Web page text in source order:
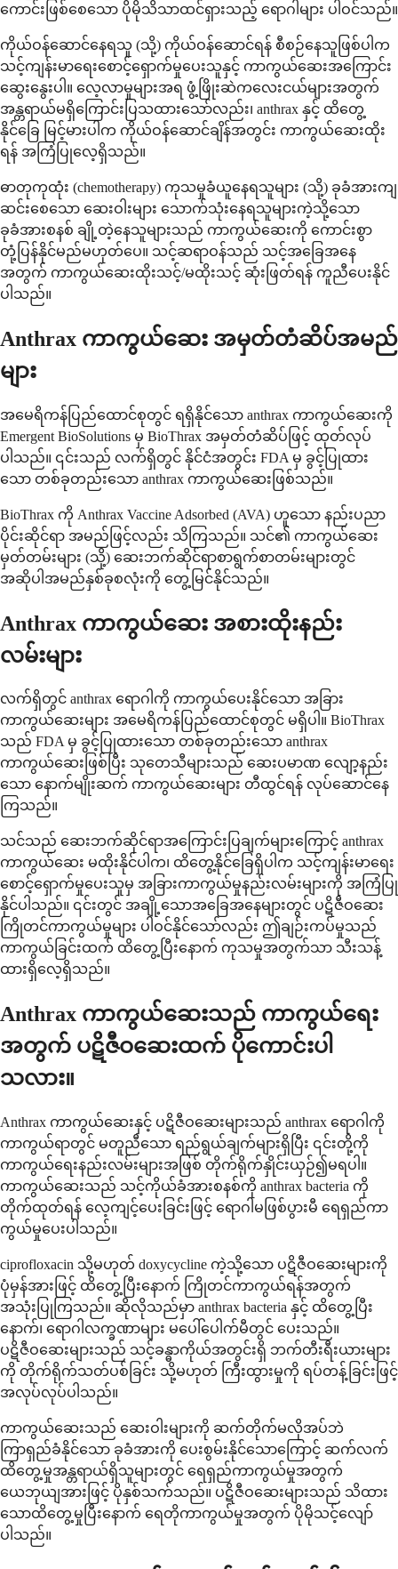
ကောင်းဖြစ်စေသော ပိုမိုသိသာထင်ရှားသည့် ရောဂါများ ပါဝင်သည်။
ကိုယ်ဝန်ဆောင်နေရသူ (သို့) ကိုယ်ဝန်ဆောင်ရန် စီစဉ်နေသူဖြစ်ပါက
သင့်ကျန်းမာရေးစောင့်ရှောက်မှုပေးသူနှင့် ကာကွယ်ဆေးအကြောင်း
ဆွေးနွေးပါ။ လေ့လာမှုများအရ ဖွံ့ဖြိုးဆဲကလေးငယ်များအတွက်
အန္တရာယ်မရှိကြောင်းပြသထားသော်လည်း၊ anthrax နှင့် ထိတွေ့
နိုင်ခြေ မြင့်မားပါက ကိုယ်ဝန်ဆောင်ချိန်အတွင်း ကာကွယ်ဆေးထိုး
ရန် အကြံပြုလေ့ရှိသည်။
ဓာတုကုထုံး (chemotherapy) ကုသမှုခံယူနေရသူများ (သို့) ခုခံအားကျ
ဆင်းစေသော ဆေးဝါးများ သောက်သုံးနေရသူများကဲ့သို့သော
ခုခံအားစနစ် ချို့တဲ့နေသူများသည် ကာကွယ်ဆေးကို ကောင်းစွာ
တုံ့ပြန်နိုင်မည်မဟုတ်ပေ။ သင့်ဆရာဝန်သည် သင့်အခြေအနေ
အတွက် ကာကွယ်ဆေးထိုးသင့်/မထိုးသင့် ဆုံးဖြတ်ရန် ကူညီပေးနိုင်
ပါသည်။
Anthrax ကာကွယ်ဆေး အမှတ်တံဆိပ်အမည်
များ
အမေရိကန်ပြည်ထောင်စုတွင် ရရှိနိုင်သော anthrax ကာကွယ်ဆေးကို
Emergent BioSolutions မှ BioThrax အမှတ်တံဆိပ်ဖြင့် ထုတ်လုပ်
ပါသည်။ ၎င်းသည် လက်ရှိတွင် နိုင်ငံအတွင်း FDA မှ ခွင့်ပြုထား
သော တစ်ခုတည်းသော anthrax ကာကွယ်ဆေးဖြစ်သည်။
BioThrax ကို Anthrax Vaccine Adsorbed (AVA) ဟူသော နည်းပညာ
ပိုင်းဆိုင်ရာ အမည်ဖြင့်လည်း သိကြသည်။ သင်၏ ကာကွယ်ဆေး
မှတ်တမ်းများ (သို့) ဆေးဘက်ဆိုင်ရာစာရွက်စာတမ်းများတွင်
အဆိုပါအမည်နှစ်ခုစလုံးကို တွေ့မြင်နိုင်သည်။
Anthrax ကာကွယ်ဆေး အစားထိုးနည်း
လမ်းများ
လက်ရှိတွင် anthrax ရောဂါကို ကာကွယ်ပေးနိုင်သော အခြား
ကာကွယ်ဆေးများ အမေရိကန်ပြည်ထောင်စုတွင် မရှိပါ။ BioThrax
သည် FDA မှ ခွင့်ပြုထားသော တစ်ခုတည်းသော anthrax
ကာကွယ်ဆေးဖြစ်ပြီး သုတေသီများသည် ဆေးပမာဏ လျော့နည်း
သော နောက်မျိုးဆက် ကာကွယ်ဆေးများ တီထွင်ရန် လုပ်ဆောင်နေ
ကြသည်။
သင်သည် ဆေးဘက်ဆိုင်ရာအကြောင်းပြချက်များကြောင့် anthrax
ကာကွယ်ဆေး မထိုးနိုင်ပါက၊ ထိတွေ့နိုင်ခြေရှိပါက သင့်ကျန်းမာရေး
စောင့်ရှောက်မှုပေးသူမှ အခြားကာကွယ်မှုနည်းလမ်းများကို အကြံပြု
နိုင်ပါသည်။ ၎င်းတွင် အချို့သောအခြေအနေများတွင် ပဋိဇီဝဆေး
ကြိုတင်ကာကွယ်မှုများ ပါဝင်နိုင်သော်လည်း ဤချဉ်းကပ်မှုသည်
ကာကွယ်ခြင်းထက် ထိတွေ့ပြီးနောက် ကုသမှုအတွက်သာ သီးသန့်
ထားရှိလေ့ရှိသည်။
Anthrax ကာကွယ်ဆေးသည် ကာကွယ်ရေး
အတွက် ပဋိဇီဝဆေးထက် ပိုကောင်းပါ
သလား။
Anthrax ကာကွယ်ဆေးနှင့် ပဋိဇီဝဆေးများသည် anthrax ရောဂါကို
ကာကွယ်ရာတွင် မတူညီသော ရည်ရွယ်ချက်များရှိပြီး ၎င်းတို့ကို
ကာကွယ်ရေးနည်းလမ်းများအဖြစ် တိုက်ရိုက်နှိုင်းယှဉ်၍မရပါ။
ကာကွယ်ဆေးသည် သင့်ကိုယ်ခံအားစနစ်ကို anthrax bacteria ကို
တိုက်ထုတ်ရန် လေ့ကျင့်ပေးခြင်းဖြင့် ရောဂါမဖြစ်ပွားမီ ရေရှည်ကာ
ကွယ်မှုပေးပါသည်။
ciprofloxacin သို့မဟုတ် doxycycline ကဲ့သို့သော ပဋိဇီဝဆေးများကို
ပုံမှန်အားဖြင့် ထိတွေ့ပြီးနောက် ကြိုတင်ကာကွယ်ရန်အတွက်
အသုံးပြုကြသည်။ ဆိုလိုသည်မှာ anthrax bacteria နှင့် ထိတွေ့ပြီး
နောက်၊ ရောဂါလက္ခဏာများ မပေါ်ပေါက်မီတွင် ပေးသည်။
ပဋိဇီဝဆေးများသည် သင့်ခန္ဓာကိုယ်အတွင်းရှိ ဘက်တီးရီးယားများ
ကို တိုက်ရိုက်သတ်ပစ်ခြင်း သို့မဟုတ် ကြီးထွားမှုကို ရပ်တန့်ခြင်းဖြင့်
အလုပ်လုပ်ပါသည်။
ကာကွယ်ဆေးသည် ဆေးဝါးများကို ဆက်တိုက်မလိုအပ်ဘဲ
ကြာရှည်ခံနိုင်သော ခုခံအားကို ပေးစွမ်းနိုင်သောကြောင့် ဆက်လက်
ထိတွေ့မှုအန္တရာယ်ရှိသူများတွင် ရေရှည်ကာကွယ်မှုအတွက်
ယေဘုယျအားဖြင့် ပိုနှစ်သက်သည်။ ပဋိဇီဝဆေးများသည် သိထား
သောထိတွေ့မှုပြီးနောက် ရေတိုကာကွယ်မှုအတွက် ပိုမိုသင့်လျော်
ပါသည်။